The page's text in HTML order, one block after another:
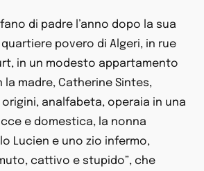
di padre l’anno dopo la sua
povero di Algeri, in rue
in un modesto appartamento
madre, Catherine Sintes,
analfabeta, operaia in una
e domestica, la nonna
Lucien e uno zio infermo,
cattivo e stupido”, che